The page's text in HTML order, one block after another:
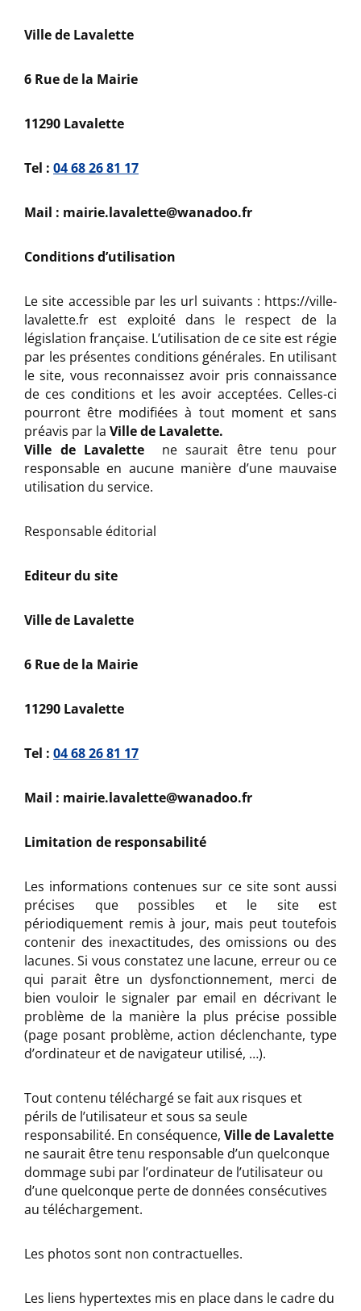
Ville de Lavalette
6 Rue de la Mairie
11290 Lavalette
Tel : 04 68 26 81 17
Mail : mairie.lavalette@wanadoo.fr
Conditions d’utilisation
Le site accessible par les url suivants : https://ville-
lavalette.fr est exploité dans le respect de la
législation française. L’utilisation de ce site est régie
par les présentes conditions générales. En utilisant
le site, vous reconnaissez avoir pris connaissance
de ces conditions et les avoir acceptées. Celles-ci
pourront être modifiées à tout moment et sans
préavis par la Ville de Lavalette.
Ville de Lavalette
ne saurait être tenu pour
responsable en aucune manière d’une mauvaise
utilisation du service.
Responsable éditorial
Editeur du site
Ville de Lavalette
6 Rue de la Mairie
11290 Lavalette
Tel : 04 68 26 81 17
Mail : mairie.lavalette@wanadoo.fr
Limitation de responsabilité
Les informations contenues sur ce site sont aussi
précises que possibles et le site est
périodiquement remis à jour, mais peut toutefois
contenir des inexactitudes, des omissions ou des
lacunes. Si vous constatez une lacune, erreur ou ce
qui parait être un dysfonctionnement, merci de
bien vouloir le signaler par email en décrivant le
problème de la manière la plus précise possible
(page posant problème, action déclenchante, type
d’ordinateur et de navigateur utilisé, …).
Tout contenu téléchargé se fait aux risques et
périls de l’utilisateur et sous sa seule
responsabilité. En conséquence, Ville de Lavalette
ne saurait être tenu responsable d’un quelconque
dommage subi par l’ordinateur de l’utilisateur ou
d’une quelconque perte de données consécutives
au téléchargement.
Les photos sont non contractuelles.
Les liens hypertextes mis en place dans le cadre du